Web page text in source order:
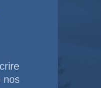
nos